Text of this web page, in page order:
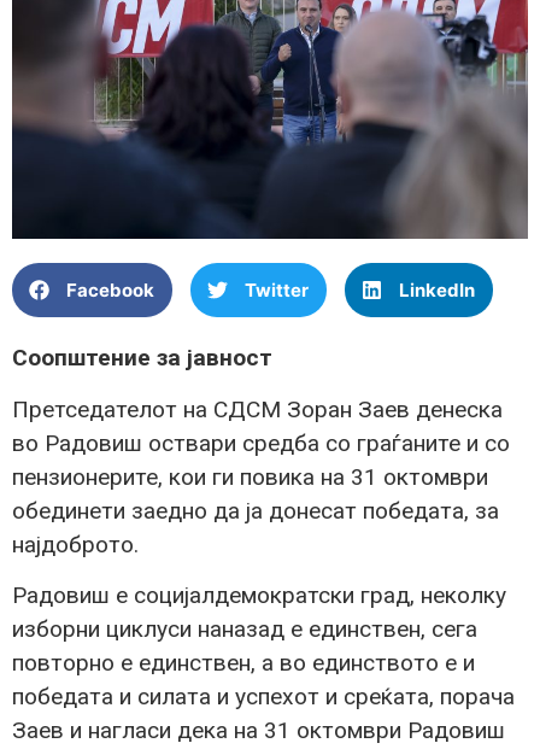
Facebook Twitter LinkedIn
Соопштение за јавност
Претседателот на СДСМ Зоран Заев денеска
во Радовиш оствари средба со граѓаните и со
пензионерите, кои ги повика на 31 октомври
обединети заедно да ја донесат победата, за
најдоброто.
Радовиш е социјалдемократски град, неколку
изборни циклуси наназад е единствен, сега
повторно е единствен, а во единството е и
победата и силата и успехот и среќата, порача
Заев и нагласи дека на 31 октомври Радовиш